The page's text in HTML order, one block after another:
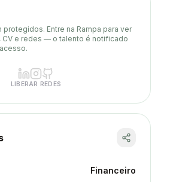
Entre na Rampa para ver
CV e redes — o talento é notificado
LIBERAR REDES
Financeiro